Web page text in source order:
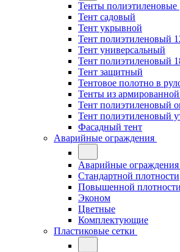
Тенты полиэтиленовые
Тент садовый
Тент укрывной
Тент полиэтиленовый
Тент универсальный
Тент полиэтиленовый
Тент защитный
Тентовое полотно в
Тенты из
Тент полиэтиленовый
Тент полиэтиленовый
Фасадный тент
Аварийные ограждения
Аварийные ограждения
Стандартной плотности
Повышенной плотности
Эконом
Цветные
Комплектующие
Пластиковые сетки